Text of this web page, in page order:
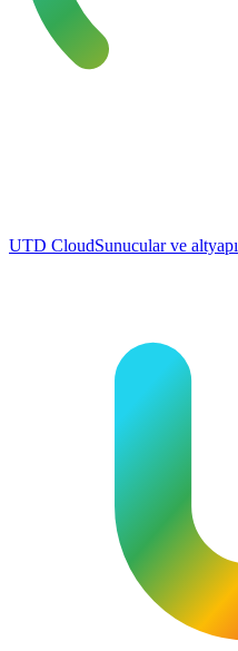
UTD CloudSunucular ve altyapı